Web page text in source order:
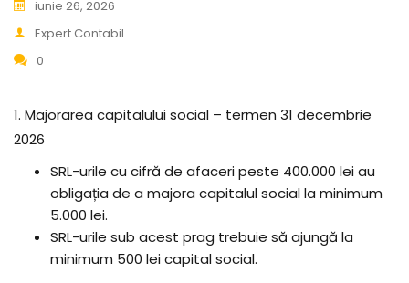
iunie 26, 2026
Expert Contabil
0
1. Majorarea capitalului social – termen 31 decembrie
2026
SRL-urile cu cifră de afaceri peste 400.000 lei au
obligația de a majora capitalul social la minimum
5.000 lei.
SRL-urile sub acest prag trebuie să ajungă la
minimum 500 lei capital social.